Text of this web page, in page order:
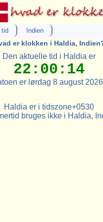
tid Indien
er klokken i Haldia,
Den aktuelle tid i Haldia er
22:00:14
er lørdag 8 august 2026
Haldia er i tidszone+0530
bruges ikke i Haldia,